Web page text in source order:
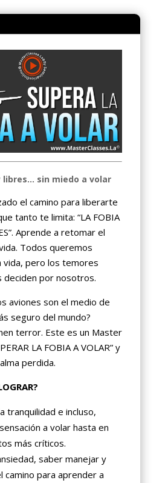
libres… sin miedo a volar
el camino para liberarte
tanto te limita: “LA FOBIA
Aprende a retomar el
Todos queremos
vida, pero los temores
deciden por nosotros.
aviones son el medio de
seguro del mundo?
terror. Este es un Master
LA FOBIA A VOLAR” y
perdida.
tranquilidad e incluso,
a volar hasta en
más críticos.
saber manejar y
camino para aprender a